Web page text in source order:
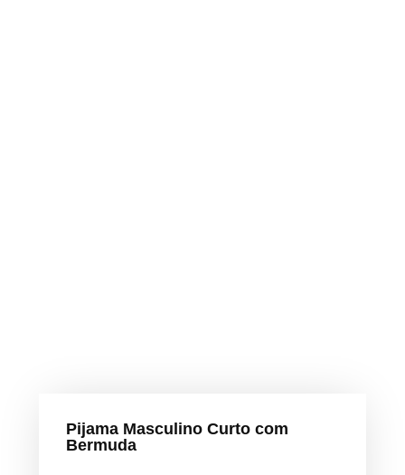
Pijama Masculino Curto com
Bermuda